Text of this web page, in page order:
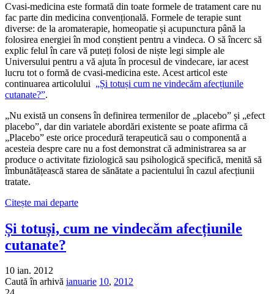
Cvasi-medicina este formată din toate formele de tratament care nu
fac parte din medicina convențională. Formele de terapie sunt
diverse: de la aromaterapie, homeopatie și acupunctura până la
folosirea energiei în mod conștient pentru a vindeca. O să încerc să
explic felul în care vă puteți folosi de niște legi simple ale
Universului pentru a vă ajuta în procesul de vindecare, iar acest
lucru tot o formă de cvasi-medicina este. Acest articol este
continuarea articolului „Și totuși cum ne vindecăm afecțiunile
cutanate?”.
„Nu există un consens în definirea termenilor de „placebo” și „efect
placebo”, dar din variatele abordări existente se poate afirma că
„Placebo” este orice procedură terapeutică sau o componentă a
acesteia despre care nu a fost demonstrat că administrarea sa ar
produce o activitate fiziologică sau psihologică specifică, menită să
îmbunătățească starea de sănătate a pacientului în cazul afecțiunii
tratate.
Citește mai departe
Și totuși, cum ne vindecăm afecțiunile
cutanate?
10 ian. 2012
Caută în arhivă ianuarie 10, 2012